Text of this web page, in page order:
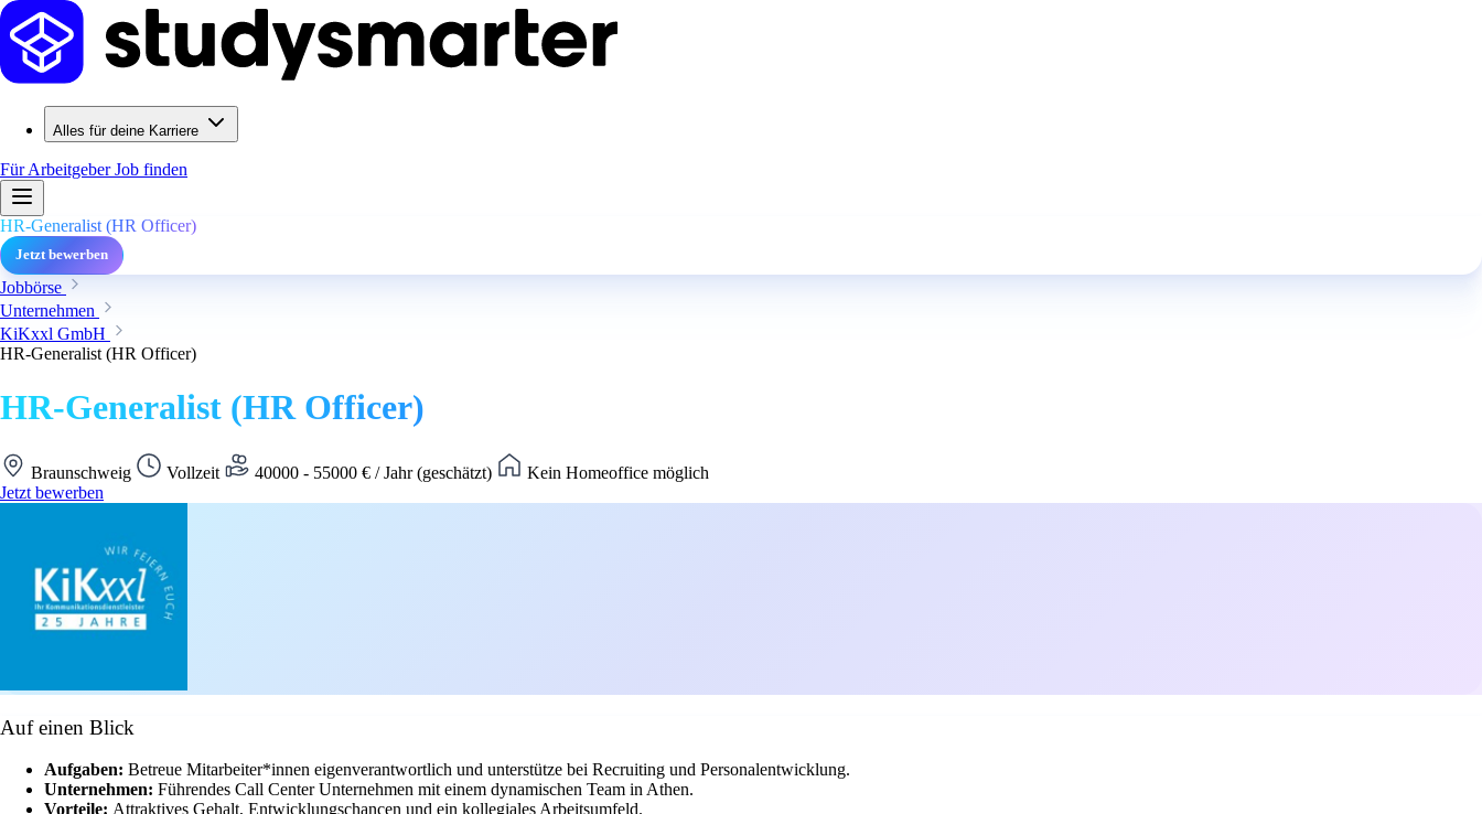
Alles für deine Karriere
Für ArbeitgeberJob finden
HR-Generalist (HR Officer)
Jetzt bewerben
Jobbörse
Unternehmen
KiKxxl GmbH
HR-Generalist (HR Officer)
HR-Generalist (HR Officer)
Braunschweig Vollzeit 40000 - 55000 € / Jahr (geschätzt)
Kein Homeoffice möglich
Jetzt bewerben
Auf einen Blick
Aufgaben: Betreue Mitarbeiter*innen eigenverantwortlich und unterstütze bei Recruiting und Personalentwicklung.
Unternehmen: Führendes Call Center Unternehmen mit einem dynamischen Team in Athen.
Vorteile: Attraktives Gehalt, Entwicklungschancen und ein kollegiales Arbeitsumfeld.